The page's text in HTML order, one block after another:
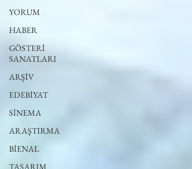
YORUM
HABER
GÖSTERİ
SANATLARI
ARŞİV
EDEBİYAT
SİNEMA
ARAŞTIRMA
BİENAL
TASARIM